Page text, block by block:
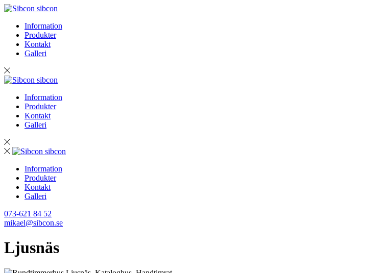
sibcon
Information
Produkter
Kontakt
Galleri
sibcon
Information
Produkter
Kontakt
Galleri
sibcon
Information
Produkter
Kontakt
Galleri
073-621 84 52
mikael@sibcon.se
Ljusnäs